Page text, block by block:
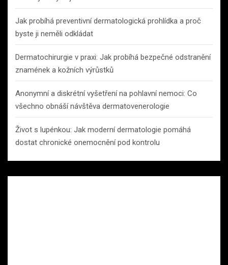
Jak probíhá preventivní dermatologická prohlídka a proč
byste ji neměli odkládat
Dermatochirurgie v praxi: Jak probíhá bezpečné odstranění
znamének a kožních výrůstků
Anonymní a diskrétní vyšetření na pohlavní nemoci: Co
všechno obnáší návštěva dermatovenerologie
Život s lupénkou: Jak moderní dermatologie pomáhá
dostat chronické onemocnění pod kontrolu